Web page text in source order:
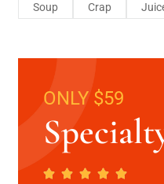
Soup Crap
ONLY $59